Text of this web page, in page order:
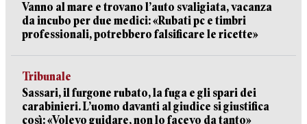
Vanno al mare e trovano l’auto svaligiata, vacanza
da incubo per due medici: «Rubati pc e timbri
professionali, potrebbero falsificare le ricette»
Tribunale
Sassari, il furgone rubato, la fuga e gli spari dei
carabinieri. L’uomo davanti al giudice si giustifica
così: «Volevo guidare, non lo facevo da tanto»